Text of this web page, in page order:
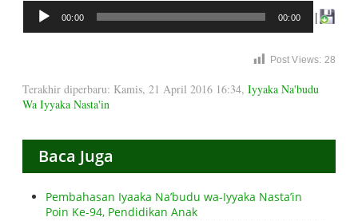
Audio
Player
00:00 00:00 |
Post Views: 28
Terakhir diperbaru: Kamis, 21 April 2016 16:34, Iyyaka Na'budu
Wa Iyyaka Nasta'in
Baca Juga
Pembahasan Iyaaka Na’budu wa-Iyyaka Nasta’in
Poin Ke-94, Pendidikan Anak